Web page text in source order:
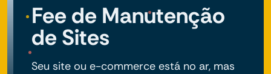
Fee de Manutenção
de Sites
Seu site ou e-commerce está no ar, mas